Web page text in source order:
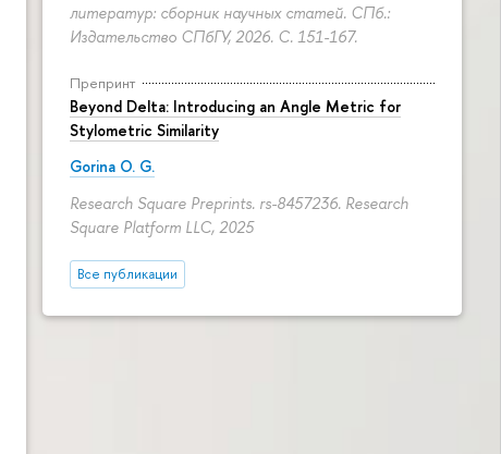
литератур: сборник научных статей. СПб.:
Издательство СПбГУ, 2026. С. 151-167.
Препринт
Beyond Delta: Introducing an Angle Metric for
Stylometric Similarity
Gorina O. G.
Research Square Preprints. rs-8457236. Research
Square Platform LLC, 2025
Все публикации